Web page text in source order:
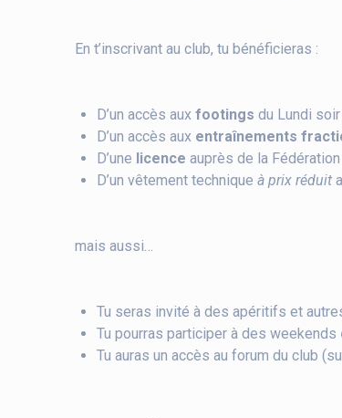
En t’inscrivant au club, tu bénéficieras :
D’un accès auxfootings du Lundi soir
D’un accès aux entraînements
D’une licence auprès de la
D’un vêtement techniqueà prix réduit
mais aussi…
Tu seras invité à des apéritifs et
Tu pourras participer à des weekends
Tu auras un accès au forum du club